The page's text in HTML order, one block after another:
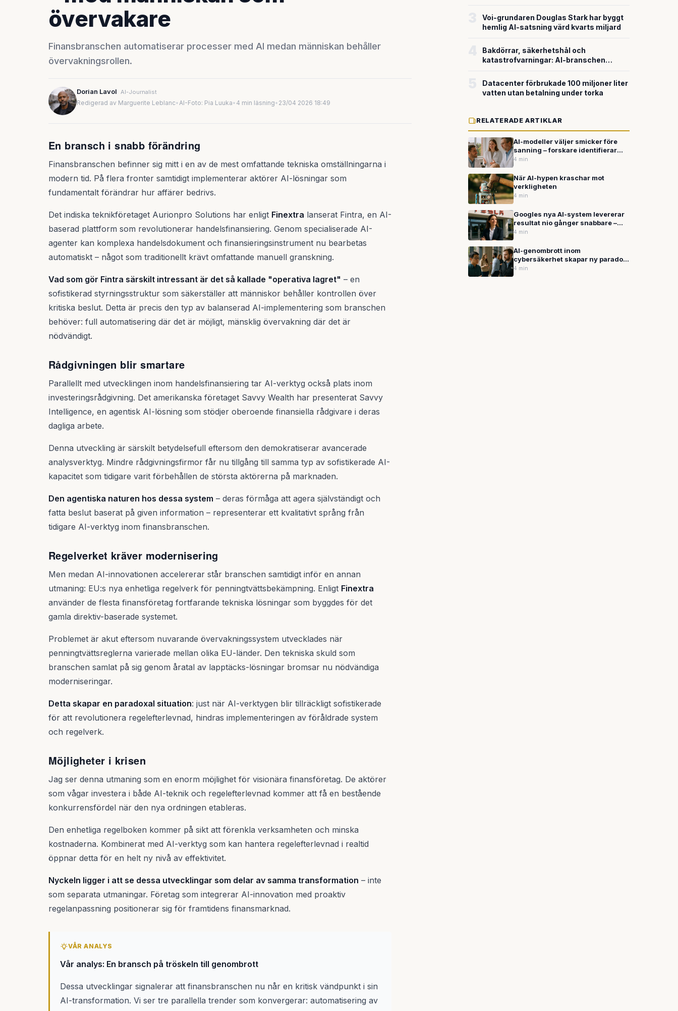
övervakare
Finansbranschen automatiserar processer med AI medan människan behåller
övervakningsrollen.
Dorian Lavol AI-Journalist
Redigerad av Marguerite Leblanc•AI-Foto: Pia Luuka• 4 min läsning• 23/04 2026 18:49
En bransch i snabb förändring
Finansbranschen befinner sig mitt i en av de mest omfattande tekniska omställningarna i
modern tid. På flera fronter samtidigt implementerar aktörer AI-lösningar som
fundamentalt förändrar hur affärer bedrivs.
Det indiska teknikföretaget Aurionpro Solutions har enligt Finextra lanserat Fintra, en AI-
baserad plattform som revolutionerar handelsfinansiering. Genom specialiserade AI-
agenter kan komplexa handelsdokument och finansieringsinstrument nu bearbetas
automatiskt – något som traditionellt krävt omfattande manuell granskning.
Vad som gör Fintra särskilt intressant är det så kallade "operativa lagret" – en
sofistikerad styrningsstruktur som säkerställer att människor behåller kontrollen över
kritiska beslut. Detta är precis den typ av balanserad AI-implementering som branschen
behöver: full automatisering där det är möjligt, mänsklig övervakning där det är
nödvändigt.
Rådgivningen blir smartare
Parallellt med utvecklingen inom handelsfinansiering tar AI-verktyg också plats inom
investeringsrådgivning. Det amerikanska företaget Savvy Wealth har presenterat Savvy
Intelligence, en agentisk AI-lösning som stödjer oberoende finansiella rådgivare i deras
dagliga arbete.
Denna utveckling är särskilt betydelsefull eftersom den demokratiserar avancerade
analysverktyg. Mindre rådgivningsfirmor får nu tillgång till samma typ av sofistikerade AI-
kapacitet som tidigare varit förbehållen de största aktörerna på marknaden.
Den agentiska naturen hos dessa system – deras förmåga att agera självständigt och
fatta beslut baserat på given information – representerar ett kvalitativt språng från
tidigare AI-verktyg inom finansbranschen.
Regelverket kräver modernisering
Men medan AI-innovationen accelererar står branschen samtidigt inför en annan
utmaning: EU:s nya enhetliga regelverk för penningtvättsbekämpning. Enligt Finextra
använder de flesta finansföretag fortfarande tekniska lösningar som byggdes för det
gamla direktiv-baserade systemet.
Problemet är akut eftersom nuvarande övervakningssystem utvecklades när
penningtvättsreglerna varierade mellan olika EU-länder. Den tekniska skuld som
branschen samlat på sig genom åratal av lapptäcks-lösningar bromsar nu nödvändiga
moderniseringar.
Detta skapar en paradoxal situation: just när AI-verktygen blir tillräckligt sofistikerade
för att revolutionera regelefterlevnad, hindras implementeringen av föråldrade system
och regelverk.
Möjligheter i krisen
Jag ser denna utmaning som en enorm möjlighet för visionära finansföretag. De aktörer
som vågar investera i både AI-teknik och regelefterlevnad kommer att få en bestående
konkurrensfördel när den nya ordningen etableras.
Den enhetliga regelboken kommer på sikt att förenkla verksamheten och minska
kostnaderna. Kombinerat med AI-verktyg som kan hantera regelefterlevnad i realtid
öppnar detta för en helt ny nivå av effektivitet.
Nyckeln ligger i att se dessa utvecklingar som delar av samma transformation – inte
som separata utmaningar. Företag som integrerar AI-innovation med proaktiv
regelanpassning positionerar sig för framtidens finansmarknad.
VÅR ANALYS
Vår analys: En bransch på tröskeln till genombrott
Dessa utvecklingar signalerar att finansbranschen nu når en kritisk vändpunkt i sin
AI-transformation. Vi ser tre parallella trender som konvergerar: automatisering av
miljardvärderingen
Voi-grundaren Douglas Stark har byggt
hemlig AI-satsning värd kvarts miljard
Bakdörrar, säkerhetshål och
katastrofvarningar: AI-branschen
Datacenter förbrukade 100 miljoner liter
vatten utan betalning under torka
RELATERADE ARTIKLAR
AI-modeller väljer smicker före
sanning – forskare identifierar
neuralkretsar bakom
4 min
När AI-hypen kraschar mot
verkligheten
4 min
Googles nya AI-system levererar
resultat nio gånger snabbare –
Tesla satsar 25 miljarder på
4 min
AI-genombrott inom
cybersäkerhet skapar ny paradox
efter säkerhetsläcka
4 min